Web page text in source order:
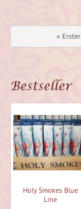
« Erster
Bestseller
Holy Smokes Blue
Line